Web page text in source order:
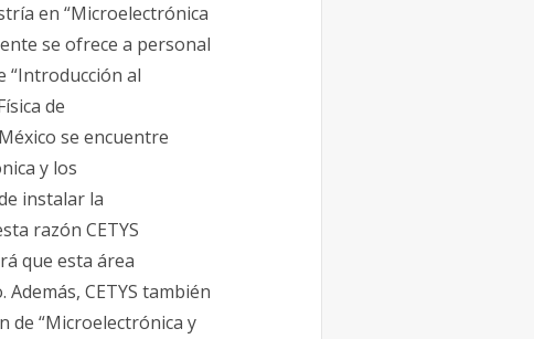
en “Microelectrónica
se ofrece a personal
“Introducción al
de
se encuentre
y los
instalar la
razón CETYS
que esta área
CETYS también
de “Microelectrónica y